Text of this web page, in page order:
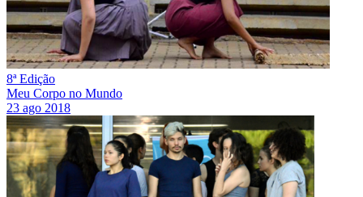
8ª Edição
Meu Corpo no Mundo
23 ago 2018